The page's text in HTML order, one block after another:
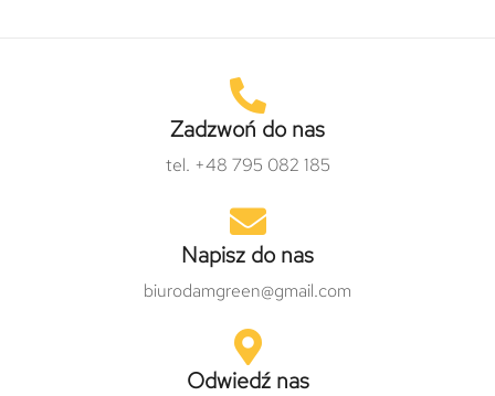
Zadzwoń do nas
tel. +48 795 082 185
Napisz do nas
biurodamgreen@gmail.com
Odwiedź nas